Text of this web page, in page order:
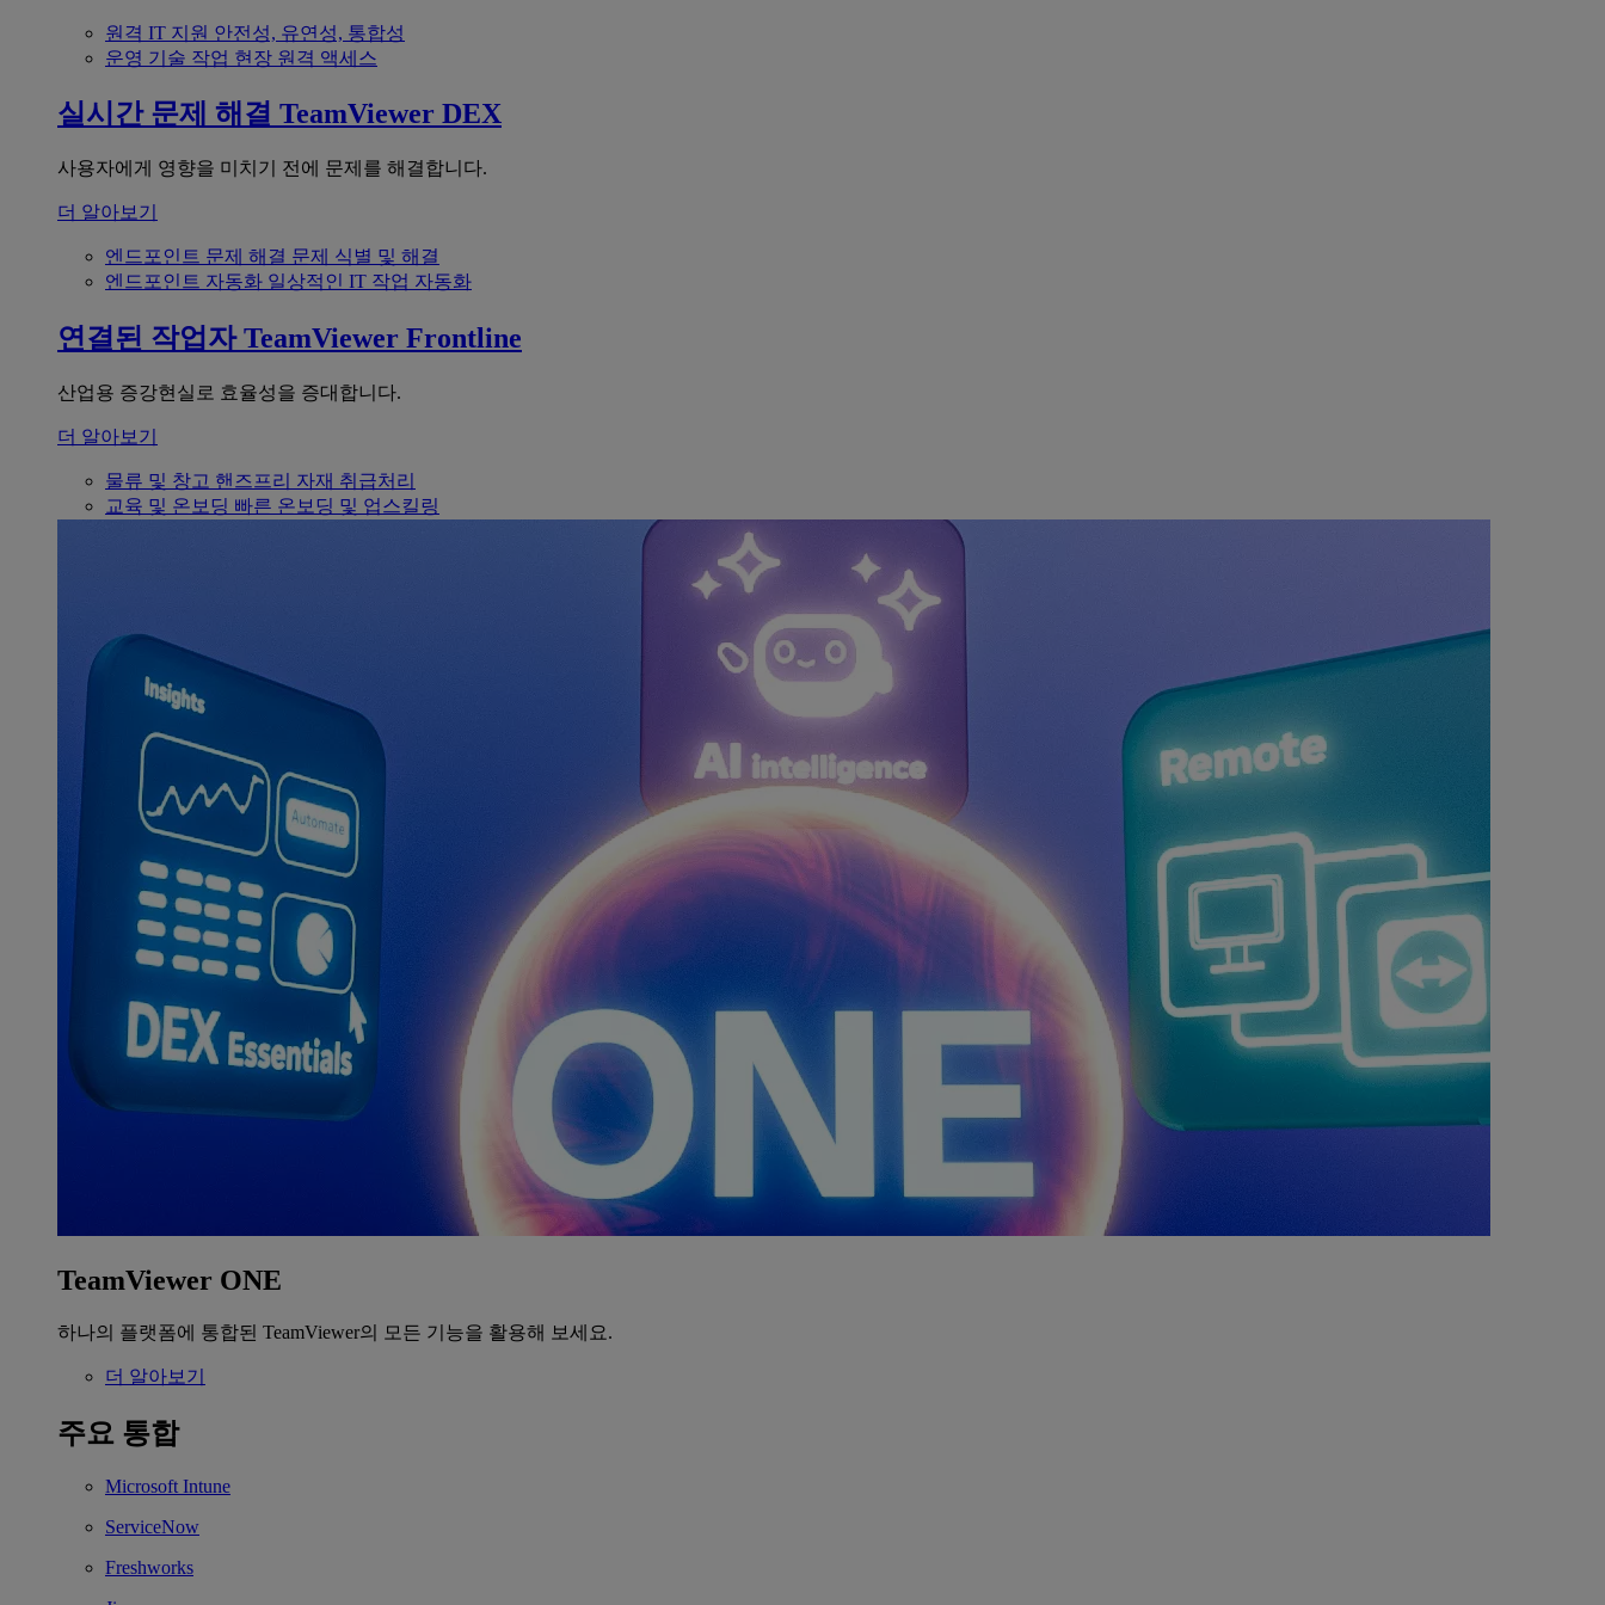
원격 IT 지원 안전성, 유연성, 통합성
운영 기술 작업 현장 원격 액세스
실시간 문제 해결 TeamViewer DEX
사용자에게 영향을 미치기 전에 문제를 해결합니다.
더 알아보기
엔드포인트 문제 해결 문제 식별 및 해결
엔드포인트 자동화 일상적인 IT 작업 자동화
연결된 작업자 TeamViewer Frontline
산업용 증강현실로 효율성을 증대합니다.
더 알아보기
물류 및 창고 핸즈프리 자재 취급처리
교육 및 온보딩 빠른 온보딩 및 업스킬링
TeamViewer ONE
하나의 플랫폼에 통합된 TeamViewer의 모든 기능을 활용해 보세요.
더 알아보기
주요 통합
Microsoft Intune
ServiceNow
Freshworks